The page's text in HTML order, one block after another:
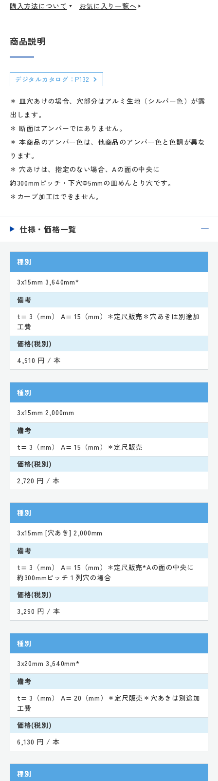
購入方法について お気に入り一覧へ
商品説明
デジタルカタログ：P132
＊ 皿穴あけの場合、穴部分はアルミ生地（シルバー色）が露
出します。
＊ 断面はアンバーではありません。
＊ 本商品のアンバー色は、他商品のアンバー色と色調が異な
ります。
＊ 穴あけは、指定のない場合、Aの面の中央に
約300mmピッチ・下穴Φ5mmの皿めんとり穴です。
＊カーブ加工はできません。
仕様・価格一覧
種別
3x15mm 3,640mm*
備考
t= 3（mm） A= 15（mm）＊定尺販売＊穴あきは別途加
工費
価格(税別)
4,910 円 / 本
種別
3x15mm 2,000mm
備考
t= 3（mm） A= 15（mm）＊定尺販売
価格(税別)
2,720 円 / 本
種別
3x15mm [穴あき] 2,000mm
備考
t= 3（mm） A= 15（mm）＊定尺販売*Aの面の中央に
約300mmピッチ１列穴の場合
価格(税別)
3,290 円 / 本
種別
3x20mm 3,640mm*
備考
t= 3（mm） A= 20（mm）＊定尺販売＊穴あきは別途加
工費
価格(税別)
6,130 円 / 本
種別